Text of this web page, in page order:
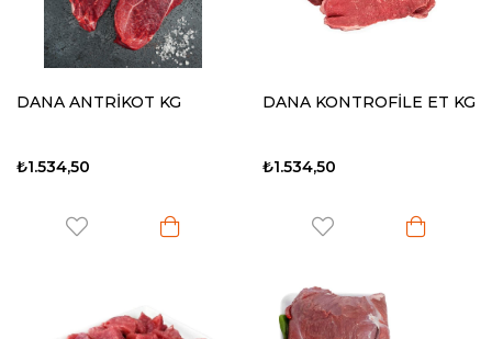
DANA ANTRİKOT KG
₺1.534,50
DANA KONTROFİLE ET KG
₺1.534,50